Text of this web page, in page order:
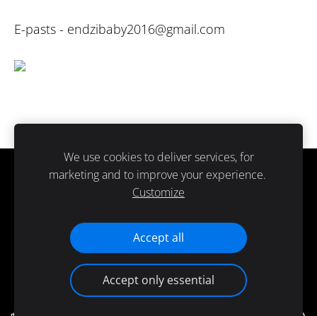
E-pasts - endzibaby2016@gmail.com
Sīkdatnes
Paldies ka atbalsti ražots Latvijā.
We use cookies to deliver services, for
marketing and to improve your experience.
Customize
Accept all
Accept only essential